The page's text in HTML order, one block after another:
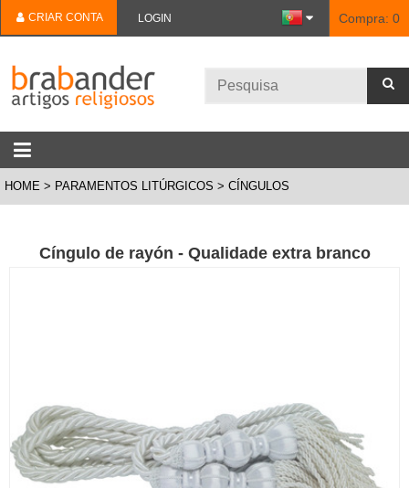
CRIAR CONTA LOGIN Compra: 0
HOME PARAMENTOS LITÚRGICOS CÍNGULOS
Cíngulo de rayón - Qualidade extra branco